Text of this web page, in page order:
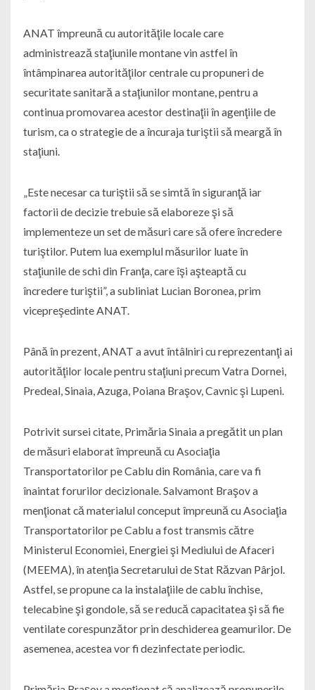
ANAT împreună cu autorităţile locale care
administrează staţiunile montane vin astfel în
întâmpinarea autorităţilor centrale cu propuneri de
securitate sanitară a staţiunilor montane, pentru a
continua promovarea acestor destinaţii în agenţiile de
turism, ca o strategie de a încuraja turiştii să meargă în
staţiuni.
„Este necesar ca turiştii să se simtă în siguranţă iar
factorii de decizie trebuie să elaboreze şi să
implementeze un set de măsuri care să ofere încredere
turiştilor. Putem lua exemplul măsurilor luate în
staţiunile de schi din Franţa, care îşi aşteaptă cu
încredere turiştii”, a subliniat Lucian Boronea, prim
vicepreşedinte ANAT.
Până în prezent, ANAT a avut întâlniri cu reprezentanţi ai
autorităţilor locale pentru staţiuni precum Vatra Dornei,
Predeal, Sinaia, Azuga, Poiana Braşov, Cavnic şi Lupeni.
Potrivit sursei citate, Primăria Sinaia a pregătit un plan
de măsuri elaborat împreună cu Asociaţia
Transportatorilor pe Cablu din România, care va fi
înaintat forurilor decizionale. Salvamont Braşov a
menţionat că materialul conceput împreună cu Asociaţia
Transportatorilor pe Cablu a fost transmis către
Ministerul Economiei, Energiei şi Mediului de Afaceri
(MEEMA), în atenţia Secretarului de Stat Răzvan Pârjol.
Astfel, se propune ca la instalaţiile de cablu închise,
telecabine şi gondole, să se reducă capacitatea şi să fie
ventilate corespunzător prin deschiderea geamurilor. De
asemenea, acestea vor fi dezinfectate periodic.